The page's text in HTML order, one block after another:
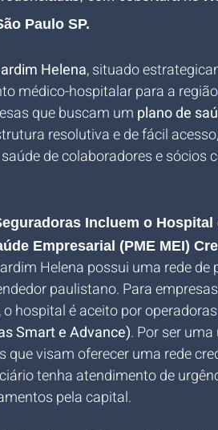
Paulo SP.
Helena, situado
médico-hospitalar para a
que buscam um plano de
resolutiva e de fácil
de colaboradores e sócios
Incluem o
Empresarial (PME MEI)
Helena possui uma rede
paulistano. Para
o hospital é aceito por
Smart e Advance). Por ser
que visam oferecer uma rede
tenha atendimento de
pela capital.